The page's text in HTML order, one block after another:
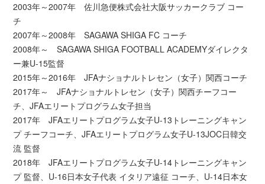
2003年～2007年 佐川急便株式会社大阪サッカークラブ コー
チ
2007年～2008年 SAGAWA SHIGA FC コーチ
2008年～ SAGAWA SHIGA FOOTBALL ACADEMYダイレクタ
ー兼U-15監督
2015年～2016年 JFAナショナルトレセン（女子）関西コーチ
2017年～ JFAナショナルトレセン（女子）関西チーフコー
チ、JFAエリートプログラム女子担当
2017年 JFAエリートプログラム女子U-13トレーニングキャン
プ チーフコーチ、JFAエリートプログラム女子U-13JOC日韓交
流 監督
2018年 JFAエリートプログラム女子U-14トレーニングキャン
プ 監督、U-16日本女子代表 イタリア遠征 コーチ、U-14日本女